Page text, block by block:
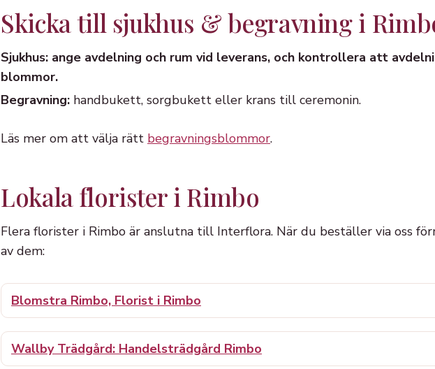
Skicka till sjukhus & begravning i
Sjukhus: ange avdelning och rum vid leverans, och kontrollera att
blommor.
Begravning: handbukett, sorgbukett eller krans till ceremonin.
Läs mer om att välja rätt begravningsblommor.
Lokala florister i Rimbo
Flera florister i Rimbo är anslutna till Interflora. När du beställer via oss
av dem:
Blomstra Rimbo, Florist i Rimbo
Wallby Trädgård: Handelsträdgård Rimbo